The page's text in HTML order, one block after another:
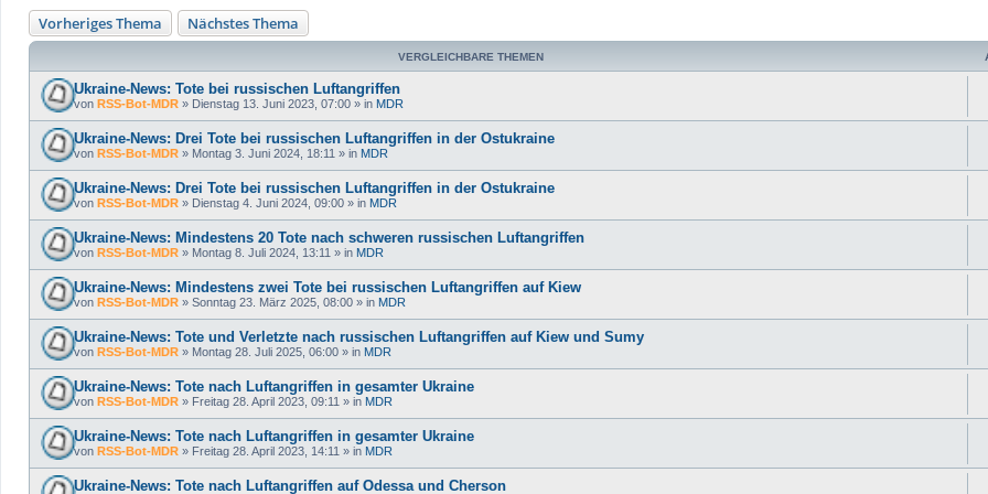
Vorheriges Thema Nächstes Thema
VERGLEICHBARE THEMEN
Ukraine-News: Tote bei russischen Luftangriffen
von RSS-Bot-MDR » Dienstag 13. Juni 2023, 07:00 » in MDR
Ukraine-News: Drei Tote bei russischen Luftangriffen in der Ostukraine
von RSS-Bot-MDR » Montag 3. Juni 2024, 18:11 » in MDR
Ukraine-News: Drei Tote bei russischen Luftangriffen in der Ostukraine
von RSS-Bot-MDR » Dienstag 4. Juni 2024, 09:00 » in MDR
Ukraine-News: Mindestens 20 Tote nach schweren russischen Luftangriffen
von RSS-Bot-MDR » Montag 8. Juli 2024, 13:11 » in MDR
Ukraine-News: Mindestens zwei Tote bei russischen Luftangriffen auf Kiew
von RSS-Bot-MDR » Sonntag 23. März 2025, 08:00 » in MDR
Ukraine-News: Tote und Verletzte nach russischen Luftangriffen auf Kiew und Sumy
von RSS-Bot-MDR » Montag 28. Juli 2025, 06:00 » in MDR
Ukraine-News: Tote nach Luftangriffen in gesamter Ukraine
von RSS-Bot-MDR » Freitag 28. April 2023, 09:11 » in MDR
Ukraine-News: Tote nach Luftangriffen in gesamter Ukraine
von RSS-Bot-MDR » Freitag 28. April 2023, 14:11 » in MDR
Ukraine-News: Tote nach Luftangriffen auf Odessa und Cherson